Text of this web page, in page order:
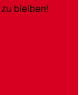
bleiben!